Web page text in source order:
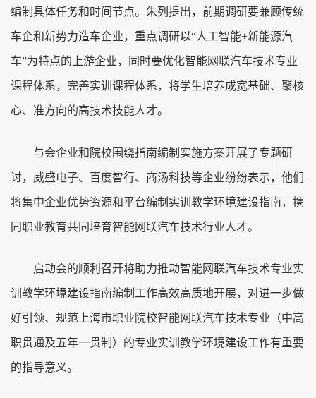
编制具体任务和时间节点。朱列提出，前期调研要兼顾传统
车企和新势力造车企业，重点调研以“人工智能+新能源汽
车”为特点的上游企业，同时要优化智能网联汽车技术专业
课程体系，完善实训课程体系，将学生培养成宽基础、聚核
心、准方向的高技术技能人才。
与会企业和院校围绕指南编制实施方案开展了专题研
讨，威盛电子、百度智行、商汤科技等企业纷纷表示，他们
将集中企业优势资源和平台编制实训教学环境建设指南，携
同职业教育共同培育智能网联汽车技术行业人才。
启动会的顺利召开将助力推动智能网联汽车技术专业实
训教学环境建设指南编制工作高效高质地开展，对进一步做
好引领、规范上海市职业院校智能网联汽车技术专业（中高
职贯通及五年一贯制）的专业实训教学环境建设工作有重要
的指导意义。